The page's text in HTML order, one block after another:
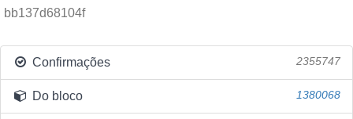
bb137d68104f
Confirmações 2355747
Do bloco 1380068